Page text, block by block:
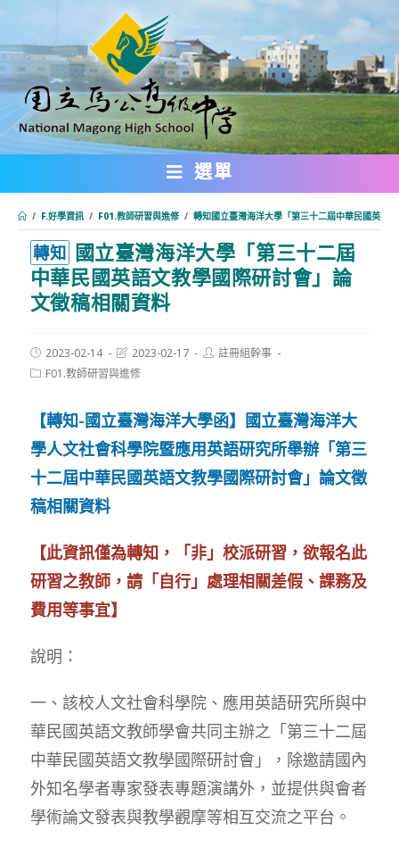
轉
主
要
內
選單
/ F.好學資訊 / F01.教師研習與進修 / 轉知國立臺灣海洋大學「第三十二屆中華民國英語
轉知 國立臺灣海洋大學「第三十二屆
中華民國英語文教學國際研討會」論
文徵稿相關資料
Post
published:
2023-02-14
Post
last
modified:
2023-02-17
Post註冊組幹事
PostF01.教師研習與進修
【轉知-國立臺灣海洋大學函】國立臺灣海洋大
學人文社會科學院暨應用英語研究所舉辦「第三
十二屆中華民國英語文教學國際研討會」論文徵
稿相關資料
【此資訊僅為轉知，「非」校派研習，欲報名此
研習之教師，請「自行」處理相關差假、課務及
費用等事宜】
說明：
一、該校人文社會科學院、應用英語研究所與中
華民國英語文教師學會共同主辦之「第三十二屆
中華民國英語文教學國際研討會」，除邀請國內
外知名學者專家發表專題演講外，並提供與會者
學術論文發表與教學觀摩等相互交流之平台。